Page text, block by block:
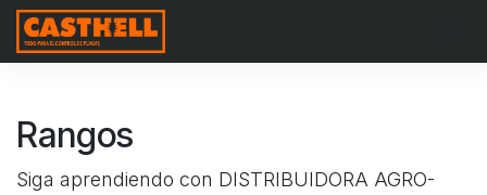
Ir al contenido
Rangos
Siga aprendiendo con DISTRIBUIDORA AGRO-